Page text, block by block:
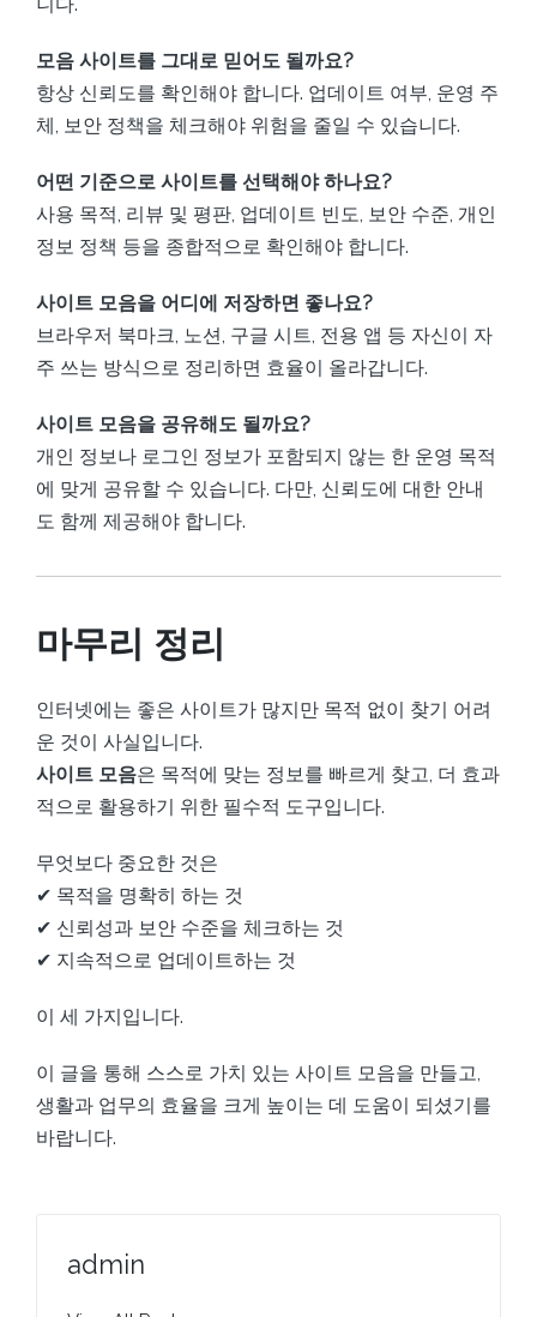
모음 사이트를 그대로 믿어도 될까요?
항상 신뢰도를 확인해야 합니다. 업데이트 여부, 운영 주
체, 보안 정책을 체크해야 위험을 줄일 수 있습니다.
어떤 기준으로 사이트를 선택해야 하나요?
사용 목적, 리뷰 및 평판, 업데이트 빈도, 보안 수준, 개인
정보 정책 등을 종합적으로 확인해야 합니다.
사이트 모음을 어디에 저장하면 좋나요?
브라우저 북마크, 노션, 구글 시트, 전용 앱 등 자신이 자
주 쓰는 방식으로 정리하면 효율이 올라갑니다.
사이트 모음을 공유해도 될까요?
개인 정보나 로그인 정보가 포함되지 않는 한 운영 목적
에 맞게 공유할 수 있습니다. 다만, 신뢰도에 대한 안내
도 함께 제공해야 합니다.
마무리 정리
인터넷에는 좋은 사이트가 많지만 목적 없이 찾기 어려
운 것이 사실입니다.
사이트 모음은 목적에 맞는 정보를 빠르게 찾고, 더 효과
적으로 활용하기 위한 필수적 도구입니다.
무엇보다 중요한 것은
✔ 목적을 명확히 하는 것
✔ 신뢰성과 보안 수준을 체크하는 것
✔ 지속적으로 업데이트하는 것
이 세 가지입니다.
이 글을 통해 스스로 가치 있는 사이트 모음을 만들고,
생활과 업무의 효율을 크게 높이는 데 도움이 되셨기를
바랍니다.
admin